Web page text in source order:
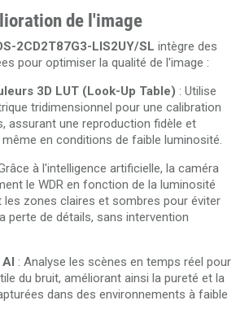
de l'image
2CD2T87G3-LIS2UY/SL intègre des
pour optimiser la qualité de l'image :
3D LUT (Look-Up Table) : Utilise
tridimensionnel pour une calibration
assurant une reproduction fidèle et
en conditions de faible luminosité.
à l'intelligence artificielle, la caméra
le WDR en fonction de la luminosité
les zones claires et sombres pour éviter
perte de détails, sans intervention
: Analyse les scènes en temps réel pour
du bruit, améliorant ainsi la pureté et la
dans des environnements à faible